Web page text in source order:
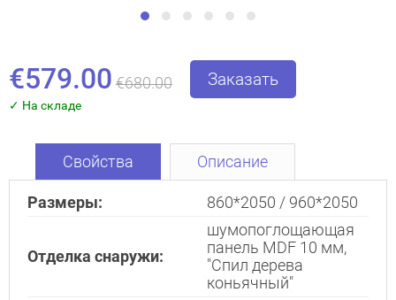
€579.00 €680.00 Заказать
✓ На складе
Свойства Описание
Размеры: 860*2050 / 960*2050
Отделка снаружи:
шумопоглощающая
панель MDF 10 мм,
"Спил дерева
коньячный"
Закрыть!